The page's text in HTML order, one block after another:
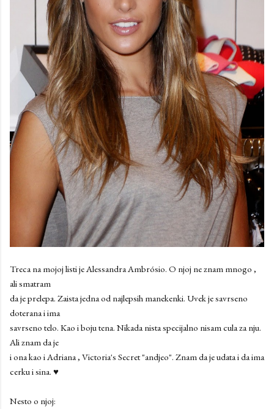
Treca na mojoj listi je Alessandra Ambrósio. O njoj ne znam mnogo ,
ali smatram
da je prelepa. Zaista jedna od najlepsih manekenki. Uvek je savrseno
doterana i ima
savrseno telo. Kao i boju tena. Nikada nista specijalno nisam cula za nju.
Ali znam da je
i ona kao i Adriana , Victoria's Secret "andjeo". Znam da je udata i da ima
cerku i sina. ♥
Nesto o njoj: